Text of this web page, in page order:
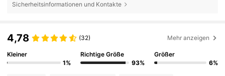
Sicherheitsinformationen und Kontakte
4,78 (32) Mehr anzeigen
Kleiner
1%
Richtige Größe
93%
Größer
6%